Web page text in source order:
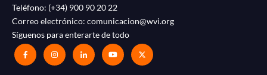
Teléfono: (+34) 900 90 20 22
Correo electrónico: comunicacion@wvi.org
Síguenos para enterarte de todo